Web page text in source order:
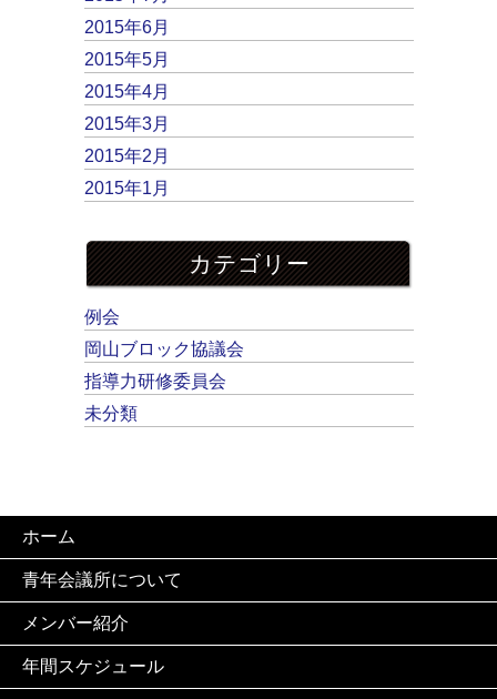
2015年6月
2015年5月
2015年4月
2015年3月
2015年2月
2015年1月
カテゴリー
例会
岡山ブロック協議会
指導力研修委員会
未分類
ホーム
青年会議所について
メンバー紹介
年間スケジュール